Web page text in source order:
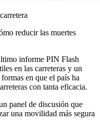
reducir las muertes
informe PIN Flash
en las carreteras y un
en que el país ha
con tanta eficacia.
panel de discusión que
una movilidad más segura